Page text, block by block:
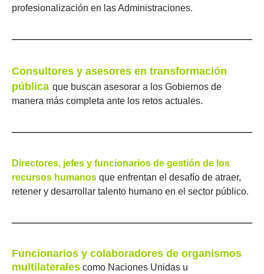
profesionalización en las Administraciones.
Consultores y asesores en transformación
pública que buscan asesorar a los Gobiernos de
manera más completa ante los retos actuales.
Directores, jefes y funcionarios de gestión de los
recursos humanos que enfrentan el desafío de atraer,
retener y desarrollar talento humano en el sector público.
Funcionarios y colaboradores de organismos
multilaterales como Naciones Unidas u